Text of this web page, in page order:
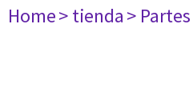
Home> tienda> Partes